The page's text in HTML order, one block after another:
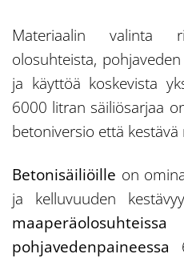
Materiaalin valinta
olosuhteista,
ja käyttöä koskevista
6000 litran säiliösarjaa
betoniversio että kestävä
Betonisäiliöille on
ja kelluvuuden
pohjavedenpaineessa